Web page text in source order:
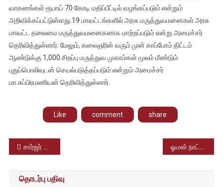
வாகனங்கள் ரூபாய் 70 கோடி மதிப்பீட்டில் வழங்கப்படும் என்றும்
அறிவிக்கப்பட்டுள்ளது.19 மாவட்டங்களில் அரசு மருத்துவமனைகள் அரசு
மாவட்ட தலைமை மருத்துவமனைகளாக மாற்றப்படும் என்று அமைச்சர்
தெரிவித்துள்ளார். மேலும், கலைஞரின் வரும் முன் காப்போம் திட்டம்
ஆண்டுக்கு 1,000 சிறப்பு மருத்துவ முகாம்கள் மூலம் மீண்டும்
புதுப்பொலிவுடன் செயல்படுத்தப்படும் என்றும் அமைச்சர்
மா.சுப்பிரமணியன் தெரிவித்துள்ளார்.
Like comment share
Post
navigation
சார்ஜர் இல்லாமல் மொபைல் விற்பனை – ஆப்பிள் நிறுவனத்திற்கு 150 கோடி அபராதம். எங்கே.?
தொடர்பு பதிவு